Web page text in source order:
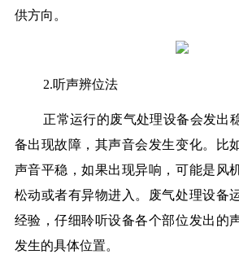
供方向。
2.听声辨位法
正常运行的废气处理设备会发出
备出现故障，其声音会发生变化。比
声音平稳，如果出现异响，可能是风
松动或者有异物进入。废气处理设备
经验，仔细聆听设备各个部位发出的
发生的具体位置。